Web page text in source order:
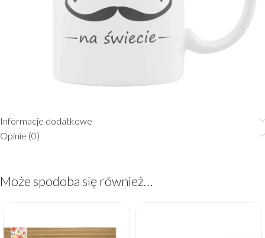
Informacje dodatkowe
Opinie (0)
Może spodoba się również…